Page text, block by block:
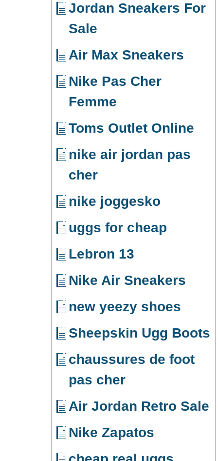
Jordan Sneakers For
Sale
Air Max Sneakers
Nike Pas Cher
Femme
Toms Outlet Online
nike air jordan pas
cher
nike joggesko
uggs for cheap
Lebron 13
Nike Air Sneakers
new yeezy shoes
Sheepskin Ugg Boots
chaussures de foot
pas cher
Air Jordan Retro Sale
Nike Zapatos